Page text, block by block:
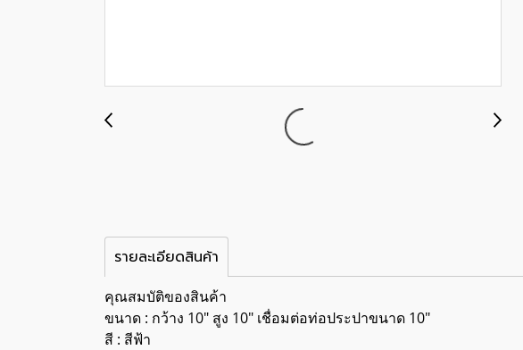
รายละเอียดสินค้า
คุณสมบัติของสินค้า
ขนาด : กว้าง 10" สูง 10" เชื่อมต่อท่อประปาขนาด 10"
สี : สีฟ้า